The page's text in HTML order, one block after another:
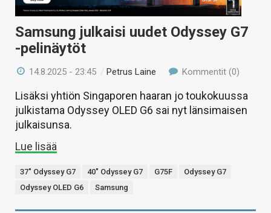
Samsung julkaisi uudet Odyssey G7
-pelinäytöt
14.8.2025 - 23:45 / Petrus Laine Kommentit (0)
Lisäksi yhtiön Singaporen haaran jo toukokuussa
julkistama Odyssey OLED G6 sai nyt länsimaisen
julkaisunsa.
Lue lisää
37" Odyssey G7 40" Odyssey G7 G75F
Odyssey G7
Odyssey OLED G6
Samsung